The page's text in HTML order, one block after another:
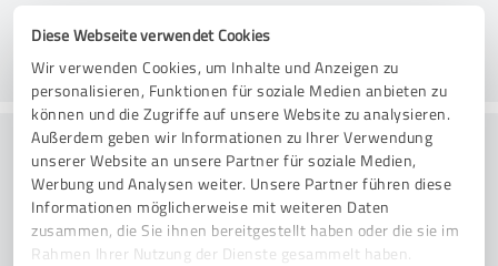
Diese Webseite verwendet Cookies
Wir verwenden Cookies, um Inhalte und Anzeigen zu
personalisieren, Funktionen für soziale Medien anbieten zu
können und die Zugriffe auf unsere Website zu analysieren.
Außerdem geben wir Informationen zu Ihrer Verwendung
unserer Website an unsere Partner für soziale Medien,
Werbung und Analysen weiter. Unsere Partner führen diese
Informationen möglicherweise mit weiteren Daten
zusammen, die Sie ihnen bereitgestellt haben oder die sie im
Rahmen Ihrer Nutzung der Dienste gesammelt haben.
Consultoria